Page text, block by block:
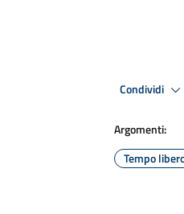
Condividi
Argomenti:
Tempo